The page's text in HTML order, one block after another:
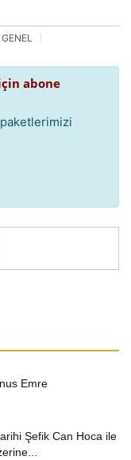
GENEL
abone
Emre
Şefik Can Hoca ile